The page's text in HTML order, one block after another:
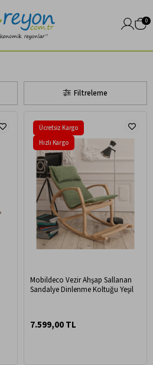
0
Filtreleme
Mobildeco Vezir Ahşap Sallanan
Sandalye Dinlenme Koltuğu Yeşil
7.599,00 TL
Ücretsiz Kargo
Hızlı Kargo